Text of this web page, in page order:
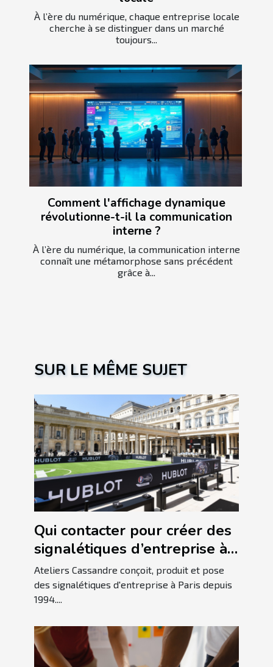
À l’ère du numérique, chaque entreprise locale
cherche à se distinguer dans un marché
toujours...
Comment l'affichage dynamique
révolutionne-t-il la communication
interne ?
À l’ère du numérique, la communication interne
connaît une métamorphose sans précédent
grâce à...
SUR LE MÊME SUJET
Qui contacter pour créer des
signalétiques d’entreprise à
Paris ?
Ateliers Cassandre conçoit, produit et pose
des signalétiques d'entreprise à Paris depuis
1994....